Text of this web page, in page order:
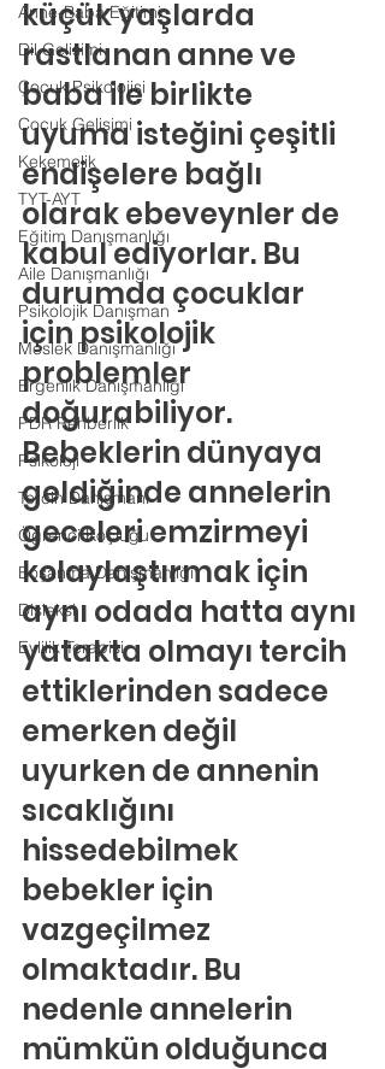
Anne-Baba Eğitimi
Dil Gelişimi
Çocuk Psikolojisi
Çocuk Gelişimi
Kekemelik
TYT-AYT
Eğitim Danışmanlığı
Aile Danışmanlığı
Psikolojik Danışman
Meslek Danışmanlığı
Ergenlik Danışmanlığı
PDR Rehberlik
Psikoloji
Tercih Danışmanı
Öğrenci Koçluğu
Boşanma Danışmanlığı
Disleksi
Evlilik Terapisi
küçük yaşlarda
rastlanan anne ve
baba ile birlikte
uyuma isteğini çeşitli
endişelere bağlı
olarak ebeveynler de
kabul ediyorlar. Bu
durumda çocuklar
için psikolojik
problemler
doğurabiliyor.
Bebeklerin dünyaya
geldiğinde annelerin
geceleri emzirmeyi
kolaylaştırmak için
aynı odada hatta aynı
yatakta olmayı tercih
ettiklerinden sadece
emerken değil
uyurken de annenin
sıcaklığını
hissedebilmek
bebekler için
vazgeçilmez
olmaktadır. Bu
nedenle annelerin
mümkün olduğunca